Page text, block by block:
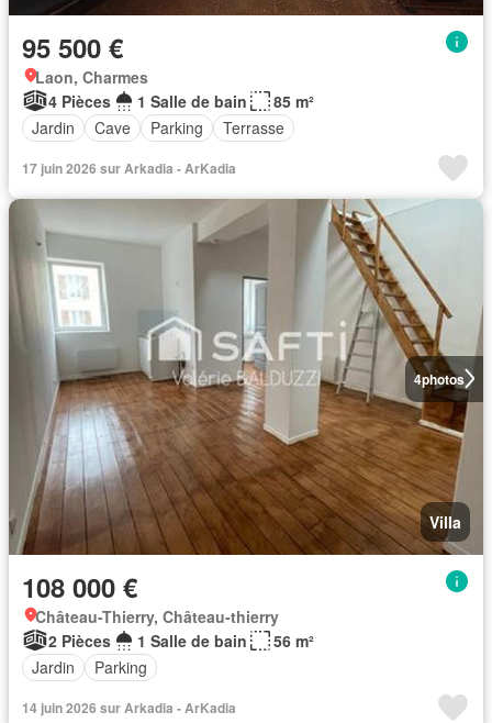
95 500 €
Laon, Charmes
4 Pièces
1 Salle de bain
85 m²
Jardin
Cave Parking Terrasse
17 juin 2026 sur Arkadia - ArKadia
4photos
Villa
108 000 €
Château-Thierry, Château-thierry
2 Pièces
1 Salle de bain
56 m²
Jardin
Parking
14 juin 2026 sur Arkadia - ArKadia